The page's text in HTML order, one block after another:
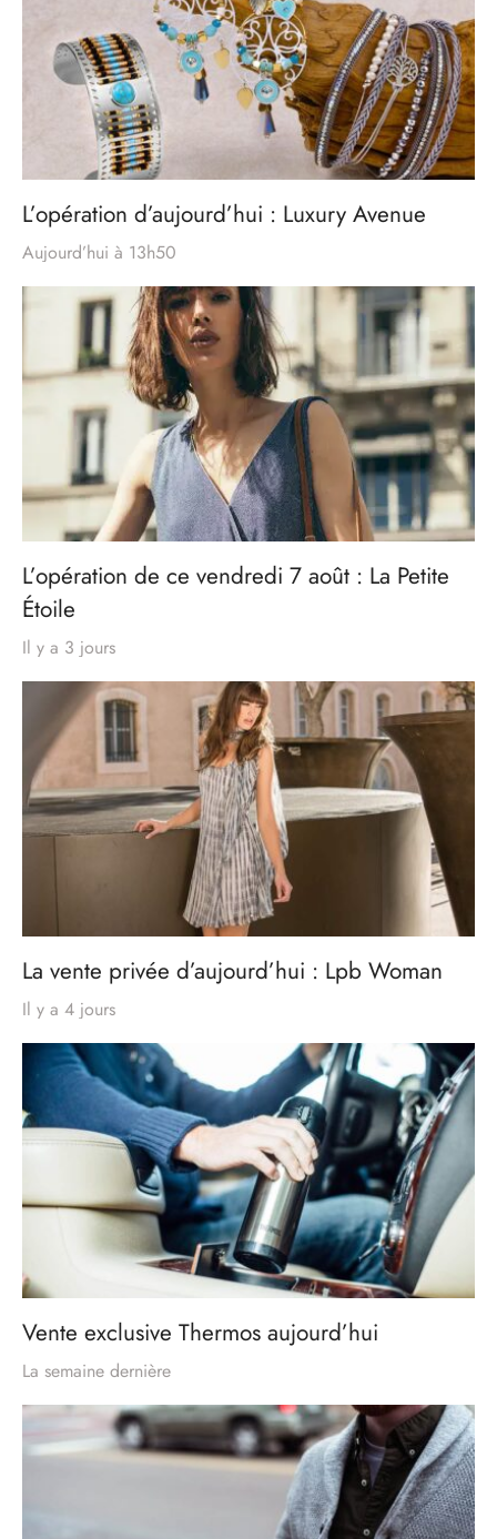
L’opération d’aujourd’hui : Luxury Avenue
Aujourd’hui à 13h50
L’opération de ce vendredi 7 août : La Petite
Étoile
Il y a 3 jours
La vente privée d’aujourd’hui : Lpb Woman
Il y a 4 jours
Vente exclusive Thermos aujourd’hui
La semaine dernière